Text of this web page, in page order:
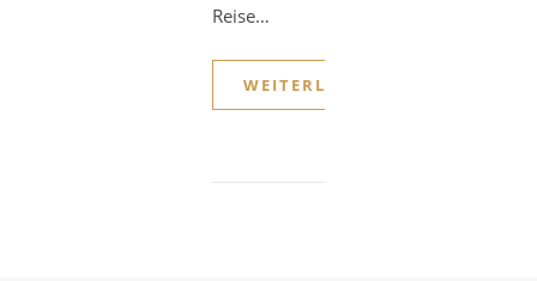
Reise…
WEITERLESEN